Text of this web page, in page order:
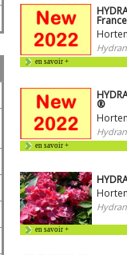
en savoir +
®
en savoir +
en savoir +